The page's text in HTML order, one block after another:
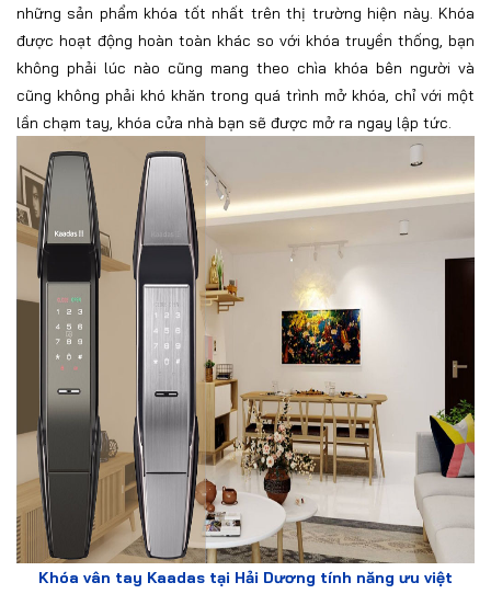
những sản phẩm khóa tốt nhất trên thị trường hiện này. Khóa
được hoạt động hoàn toàn khác so với khóa truyền thống, bạn
không phải lúc nào cũng mang theo chìa khóa bên người và
cũng không phải khó khăn trong quá trình mở khóa, chỉ với một
lần chạm tay, khóa cửa nhà bạn sẽ được mở ra ngay lập tức.
Khóa vân tay Kaadas tại Hải Dương tính năng ưu việt